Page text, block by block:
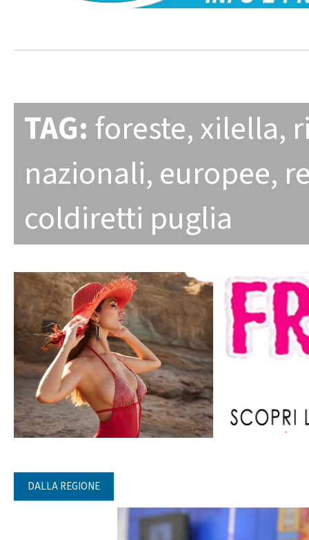
TAG: foreste,xilella,
nazionali, europee,
coldiretti puglia
DALLA REGIONE